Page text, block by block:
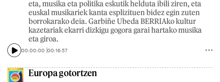
eta, musika eta politika eskutik helduta ibili ziren, eta
euskal musikariek kanta esplizituen bidez egin zuten
borrokarako deia. Garbiñe Ubeda BERRIAko kultur
kazetariak ekarri dizkigu gogora garai hartako musika
eta giroa.
00:00:00 00:16:57
Europa gotortzen